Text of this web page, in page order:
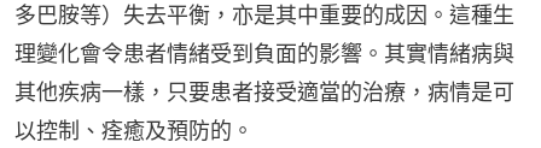
多巴胺等）失去平衡，亦是其中重要的成因。這種生
理變化會令患者情緒受到負面的影響。其實情緒病與
其他疾病一樣，只要患者接受適當的治療，病情是可
以控制、痊癒及預防的。